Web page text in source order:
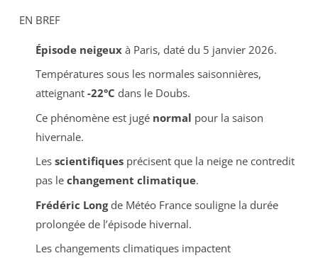
EN BREF
Épisode neigeuxà Paris, daté du 5 janvier 2026.
Températures sous les normales saisonnières,
atteignant -22°C dans le Doubs.
Ce phénomène est jugé normal pour la saison
hivernale.
Les scientifiquesprécisent que la neige ne contredit
pas le changement climatique.
Frédéric Longde Météo France souligne la durée
prolongée de l’épisode hivernal.
Les changements climatiques impactent